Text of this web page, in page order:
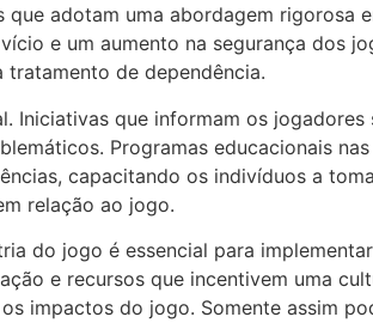
adotam uma abordagem rigorosa
e um aumento na segurança dos
de dependência.
Iniciativas que informam os
Programas educacionais
capacitando os indivíduos a
relação ao jogo.
do jogo é essencial para
e recursos que incentivem uma
impactos do jogo. Somente assim